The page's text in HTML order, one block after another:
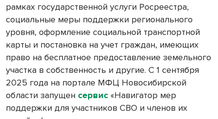
рамках государственной услуги Росреестра,
социальные меры поддержки регионального
уровня, оформление социальной транспортной
карты и постановка на учет граждан, имеющих
право на бесплатное предоставление земельного
участка в собственность и другие. С 1 сентября
2025 года на портале МФЦ Новосибирской
области запущен сервис «Навигатор мер
поддержки для участников СВО и членов их